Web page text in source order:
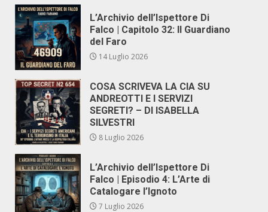
L’Archivio dell’Ispettore Di
Falco | Capitolo 32: Il Guardiano
del Faro
14 Luglio 2026
COSA SCRIVEVA LA CIA SU
ANDREOTTI E I SERVIZI
SEGRETI? – DI ISABELLA
SILVESTRI
8 Luglio 2026
L’Archivio dell’Ispettore Di
Falco | Episodio 4: L’Arte di
Catalogare l’Ignoto
7 Luglio 2026